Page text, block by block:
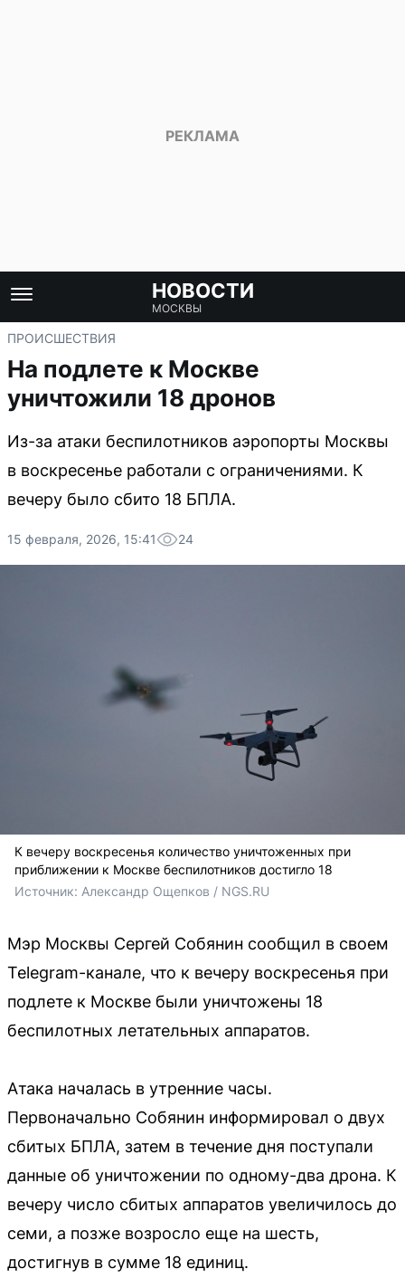
НОВОСТИ
МОСКВЫ
ПРОИСШЕСТВИЯ
На подлете к Москве
уничтожили 18 дронов
Из-за атаки беспилотников аэропорты Москвы
в воскресенье работали с ограничениями. К
вечеру было сбито 18 БПЛА.
15 февраля, 2026, 15:41 24
К вечеру воскресенья количество уничтоженных при
приближении к Москве беспилотников достигло 18
Источник: Александр Ощепков / NGS.RU
Мэр Москвы Сергей Собянин сообщил в своем
Telegram-канале, что к вечеру воскресенья при
подлете к Москве были уничтожены 18
беспилотных летательных аппаратов.
Атака началась в утренние часы.
Первоначально Собянин информировал о двух
сбитых БПЛА, затем в течение дня поступали
данные об уничтожении по одному-два дрона. К
вечеру число сбитых аппаратов увеличилось до
семи, а позже возросло еще на шесть,
достигнув в сумме 18 единиц.